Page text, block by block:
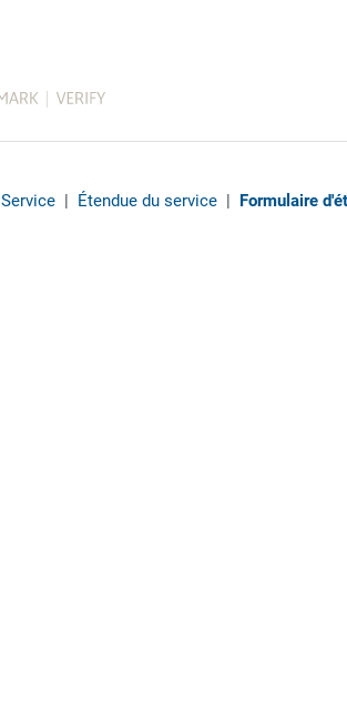
Service | Étendue du service | Formulaire